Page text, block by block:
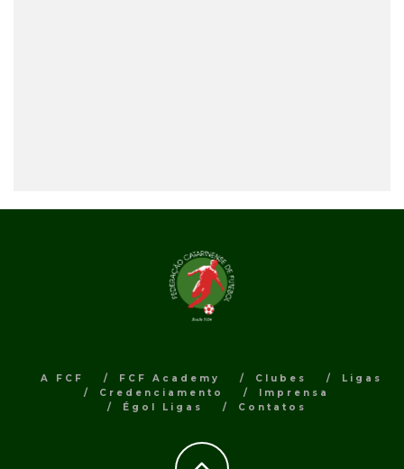
A FCF FCF Academy Clubes
Ligas
Credenciamento
Imprensa
Égol Ligas
Contatos